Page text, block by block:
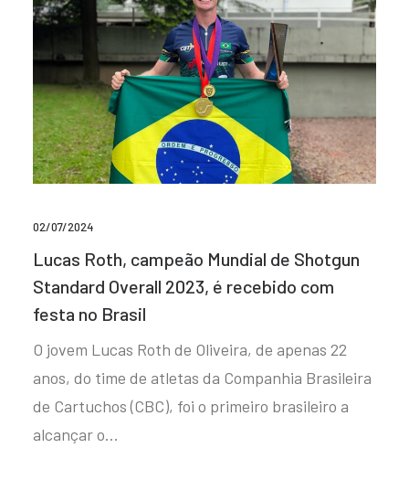
02/07/2024
Lucas Roth, campeão Mundial de Shotgun
Standard Overall 2023, é recebido com
festa no Brasil
O jovem Lucas Roth de Oliveira, de apenas 22
anos, do time de atletas da Companhia Brasileira
de Cartuchos (CBC), foi o primeiro brasileiro a
alcançar o…